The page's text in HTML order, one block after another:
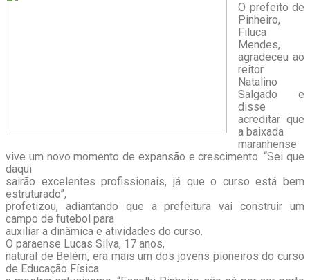
O prefeito de
Pinheiro,
Filuca
Mendes,
agradeceu ao
reitor
Natalino
Salgado e
disse
acreditar que
a baixada
maranhense
vive um novo momento de expansão e crescimento. “Sei que
daqui
sairão excelentes profissionais, já que o curso está bem
estruturado”,
profetizou, adiantando que a prefeitura vai construir um
campo de futebol para
auxiliar a dinâmica e atividades do curso.
O paraense Lucas Silva, 17 anos,
natural de Belém, era mais um dos jovens pioneiros do curso
de Educação Física